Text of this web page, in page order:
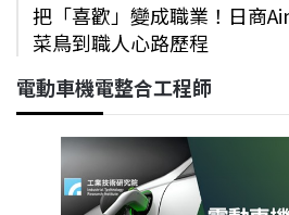
把「喜歡」變成職業！日商
菜鳥到職人心路歷程
電動車機電整合工程師